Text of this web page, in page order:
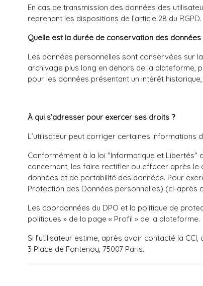
En cas de transmission des données des
reprenant les dispositions de l’article 28 du RGPD.
Quelle est la durée de conservation des données
Les données personnelles sont conservées sur
archivage plus long en dehors de la plateforme,
pour les données présentant un intérêt
À qui s’adresser pour exercer ses droits ?
L’utilisateur peut corriger certaines informations
Conformément à la loi "Informatique et Libertés"
concernant, les faire rectifier ou effacer après le
données et de portabilité des données. Pour
Protection des Données personnelles) (ci-après
Les coordonnées du DPO et la politique de
politiques » de la page « Profil » de la plateforme.
Si l’utilisateur estime, après avoir contacté la
3 Place de Fontenoy, 75007 Paris.